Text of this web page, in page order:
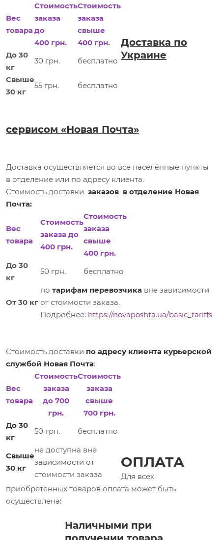
Вес
товара
Стоимость
заказа
до
400 грн.
Стоимость
заказа
свыше
400 грн.
До 30
кг
30 грн.
бесплатно
Свыше
30 кг
55 грн. бесплатно
Доставка по
Украине
сервисом «Новая Почта»
Доставка осуществляется во все населённые пункты
в отделение или по адресу клиента.
Стоимость доставки заказов в отделение Новая
Почта:
Вес
товара
Стоимость
заказа до
400 грн.
Стоимость
заказа
свыше
400 грн.
До 30
кг
50 грн. бесплатно
От 30 кг
по тарифам перевозчика вне зависимости
от стоимости заказа.
Подробнее: https://novaposhta.ua/basic_tariffs
Стоимость доставки по адресу клиента курьерской
службой Новая Почта:
Вес
товара
Стоимость
заказа
до 700
грн.
Стоимость
заказа
свыше
700 грн.
До 30
кг
50 грн. бесплатно
Свыше
30 кг
не доступна вне
зависимости от
стоимости заказа
ОПЛАТА
Для всех
приобретенных товаров оплата может быть
осуществлена:
Наличными при